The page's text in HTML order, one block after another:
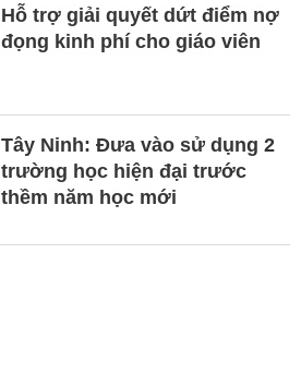
Hỗ trợ giải quyết dứt điểm nợ
đọng kinh phí cho giáo viên
Tây Ninh: Đưa vào sử dụng 2
trường học hiện đại trước
thềm năm học mới